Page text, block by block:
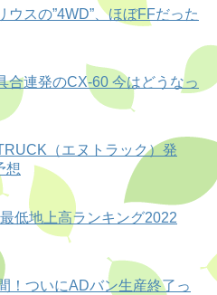
ウスの”4WD”、ほぼFFだった
合連発のCX-60 今はどうなっ
（エヌトラック）発
想
最低地上高ランキング2022
！ついにADバン生産終了っ